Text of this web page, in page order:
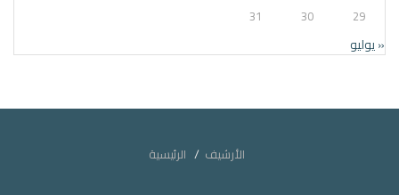
29
30
31
« يوليو
الأرشيف الرئيسية